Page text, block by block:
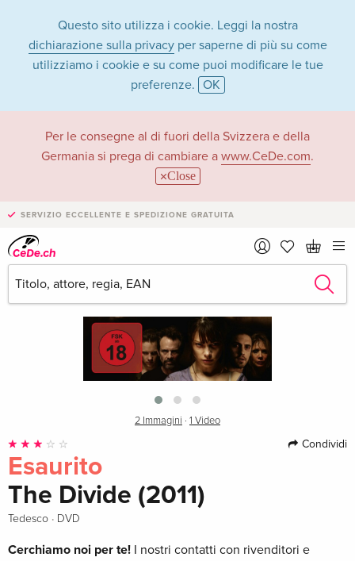
Questo sito utilizza i cookie. Leggi la nostra
dichiarazione sulla privacyper saperne di più su come
utilizziamo i cookie e su come puoi modificare le tue
preferenze. OK
Per le consegne al di fuori della Svizzera e della
Germania si prega di cambiare a www.CeDe.com.
Close
SERVIZIO ECCELLENTE E SPEDIZIONE GRATUITA
›
2 Immagini · 1 Video
Condividi
Esaurito
The Divide (2011)
Tedesco · DVD
Cerchiamo noi per te! I nostri contatti con rivenditori e